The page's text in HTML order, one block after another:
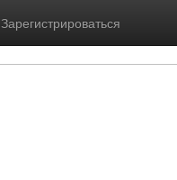
Зарегистрироваться